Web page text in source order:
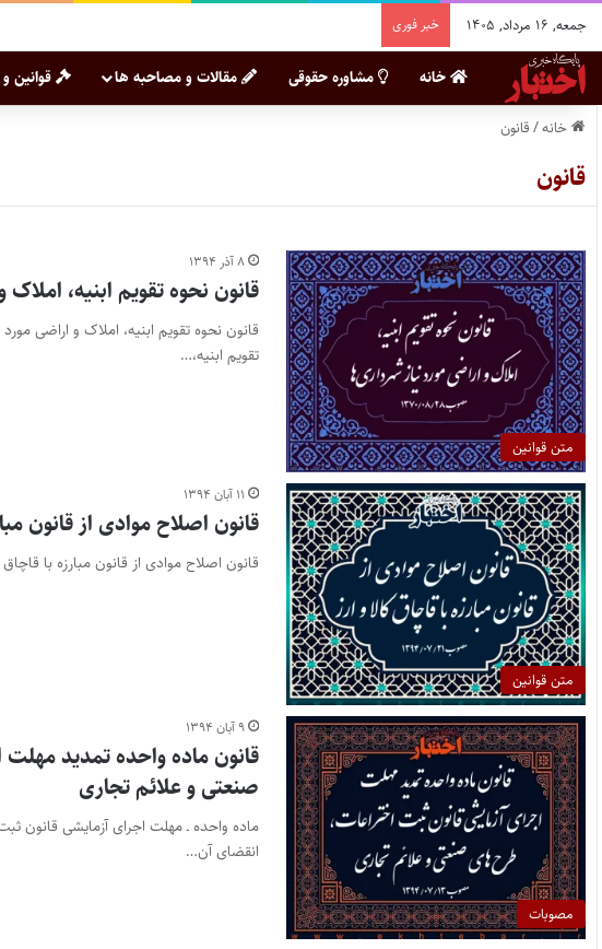
جمعه, ۱۶ مرداد, ۱۴۰۵ خبر فوری
خانه مشاوره حقوقی مقالات و مصاحبه ها قوانین
خانه/قانون
قانون
متن قوانین
۸ آذر ۱۳۹۴
قانون نحوه تقویم ابنیه،
تقویم ابنیه،…
متن قوانین
۱۱ آبان ۱۳۹۴
قانون اصلاح موادی از قانون
قانون اصلاح موادی از قانون مبارزه با قاچاق کالا و ارز مصوب ۱۳۹۴/۰۷/۲۱ متن
مصوبات
۹ آبان ۱۳۹۴
قانون ماده واحده تمدید
صنعتی و علائم تجاری
انقضای آن…